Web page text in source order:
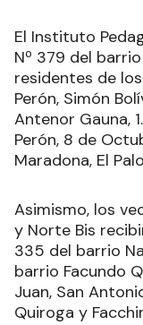
El Instituto
Nº 379 del
residentes de
Perón, Simón
Antenor Gauna,
Perón, 8 de
Maradona, El
Asimismo, los
y Norte Bis
335 del barrio
barrio Facundo
Juan, San
Quiroga y